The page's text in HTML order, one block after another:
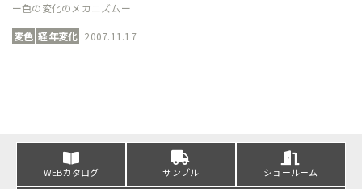
ー色の変化のメカニズムー
変色 経年変化 2007.11.17
WEBカタログ サンプル ショールーム